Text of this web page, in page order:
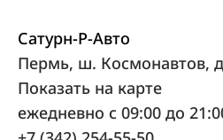
Сатурн-Р-Авто
Пермь, ш. Космонавтов,
Показать на карте
ежедневно с 09:00 до